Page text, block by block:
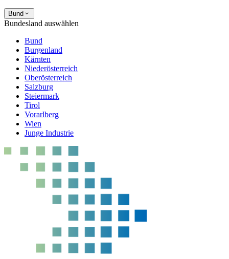
Bund
Bundesland auswählen
Bund
Burgenland
Kärnten
Niederösterreich
Oberösterreich
Salzburg
Steiermark
Tirol
Vorarlberg
Wien
Junge Industrie